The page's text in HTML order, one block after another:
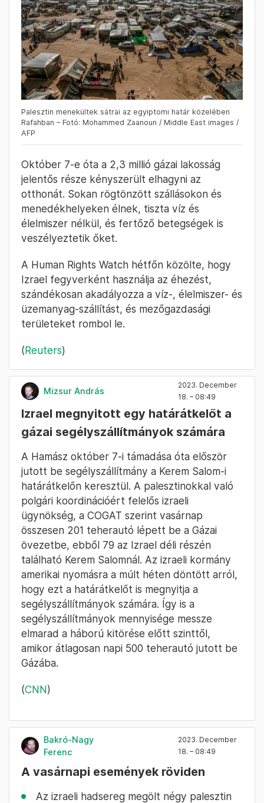
Palesztin menekültek sátrai az egyiptomi határ közelében
Rafahban – Fotó: Mohammed Zaanoun / Middle East images /
AFP
Október 7-e óta a 2,3 millió gázai lakosság
jelentős része kényszerült elhagyni az
otthonát. Sokan rögtönzött szállásokon és
menedékhelyeken élnek, tiszta víz és
élelmiszer nélkül, és fertőző betegségek is
veszélyeztetik őket.
A Human Rights Watch hétfőn közölte, hogy
Izrael fegyverként használja az éhezést,
szándékosan akadályozza a víz-, élelmiszer- és
üzemanyag-szállítást, és mezőgazdasági
területeket rombol le.
(Reuters)
Mizsur András
2023. December
18. – 08:49
Izrael megnyitott egy határátkelőt a
gázai segélyszállítmányok számára
A Hamász október 7-i támadása óta először
jutott be segélyszállítmány a Kerem Salom-i
határátkelőn keresztül. A palesztinokkal való
polgári koordinációért felelős izraeli
ügynökség, a COGAT szerint vasárnap
összesen 201 teherautó lépett be a Gázai
övezetbe, ebből 79 az Izrael déli részén
található Kerem Salomnál. Az izraeli kormány
amerikai nyomásra a múlt héten döntött arról,
hogy ezt a határátkelőt is megnyitja a
segélyszállítmányok számára. Így is a
segélyszállítmányok mennyisége messze
elmarad a háború kitörése előtt szinttől,
amikor átlagosan napi 500 teherautó jutott be
Gázába.
(CNN)
Bakró-Nagy
Ferenc
2023. December
18. – 08:49
A vasárnapi események röviden
Az izraeli hadsereg megölt négy palesztin